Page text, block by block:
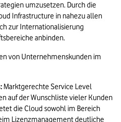
umzusetzen. Durch die
Infrastructure in nahezu allen
zur Internationalisierung
anbinden.
von Unternehmenskunden im
Marktgerechte Service Level
auf der Wunschliste vieler Kunden
die Cloud sowohl im Bereich
Lizenzmanagement deutliche